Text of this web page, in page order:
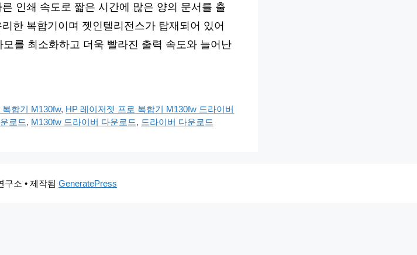
인쇄 속도로 짧은 시간에 많은 양의 문서를 출
한 복합기이며 젯인텔리전스가 탑재되어 있어
를 최소화하고 더욱 빨라진 출력 속도와 늘어난
합기 M130fw, HP 레이저젯 프로 복합기 M130fw 드라이버
로드, M130fw 드라이버 다운로드, 드라이버 다운로드
구소 • 제작됨 GeneratePress